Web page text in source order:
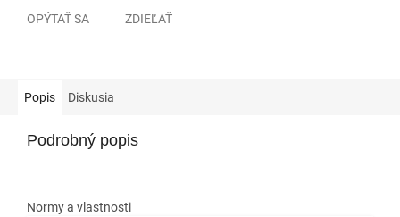
OPÝTAŤ SA ZDIEĽAŤ
Popis Diskusia
Podrobný popis
Normy a vlastnosti